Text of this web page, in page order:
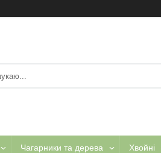
Чагарники та дерева Хвойні